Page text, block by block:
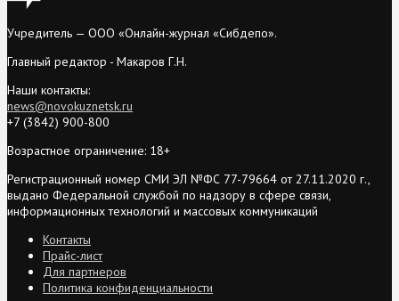
Учредитель — ООО «Онлайн-журнал «Сибдепо».
Главный редактор - Макаров Г.Н.
Наши контакты:
news@novokuznetsk.ru
+7 (3842) 900-800
Возрастное ограничение: 18+
Регистрационный номер СМИ ЭЛ №ФС 77-79664 от 27.11.2020 г.,
выдано Федеральной службой по надзору в сфере связи,
информационных технологий и массовых коммуникаций
Контакты
Прайс-лист
Для партнеров
Политика конфиденциальности